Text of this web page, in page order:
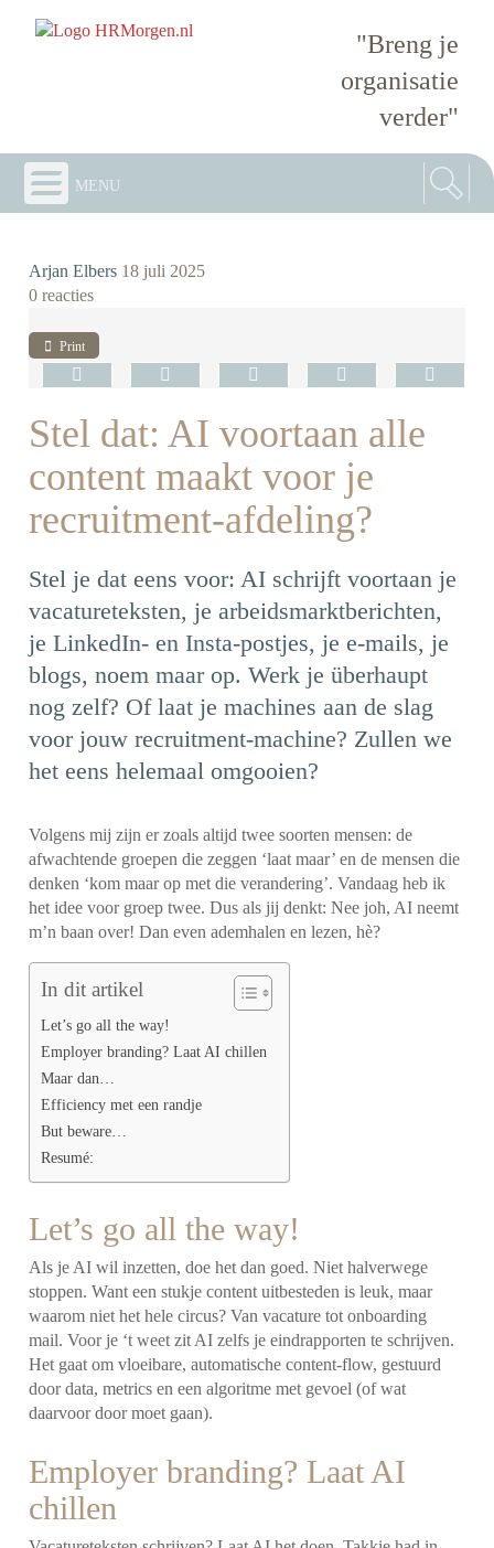
"Breng je
organisatie
verder"
menu
Arjan Elbers 18 juli 2025
0 reacties
Print
Stel dat: AI voortaan alle
content maakt voor je
recruitment-afdeling?
Stel je dat eens voor: AI schrijft voortaan je
vacatureteksten, je arbeidsmarktberichten,
je LinkedIn- en Insta-postjes, je e-mails, je
blogs, noem maar op. Werk je überhaupt
nog zelf? Of laat je machines aan de slag
voor jouw recruitment-machine? Zullen we
het eens helemaal omgooien?
Volgens mij zijn er zoals altijd twee soorten mensen: de
afwachtende groepen die zeggen ‘laat maar’ en de mensen die
denken ‘kom maar op met die verandering’. Vandaag heb ik
het idee voor groep twee. Dus als jij denkt: Nee joh, AI neemt
m’n baan over! Dan even ademhalen en lezen, hè?
In dit artikel
Let’s go all the way!
Employer branding? Laat AI chillen
Maar dan…
Efficiency met een randje
But beware…
Resumé:
Let’s go all the way!
Als je AI wil inzetten, doe het dan goed. Niet halverwege
stoppen. Want een stukje content uitbesteden is leuk, maar
waarom niet het hele circus? Van vacature tot onboarding
mail. Voor je ‘t weet zit AI zelfs je eindrapporten te schrijven.
Het gaat om vloeibare, automatische content-flow, gestuurd
door data, metrics en een algoritme met gevoel (of wat
daarvoor door moet gaan).
Employer branding? Laat AI
chillen